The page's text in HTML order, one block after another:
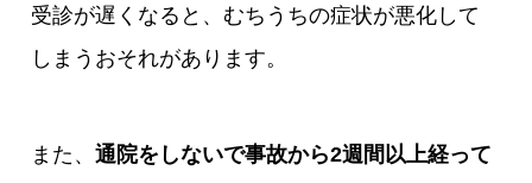
受診が遅くなると、むちうちの症状が悪化して
しまうおそれがあります。
また、通院をしないで事故から2週間以上経って